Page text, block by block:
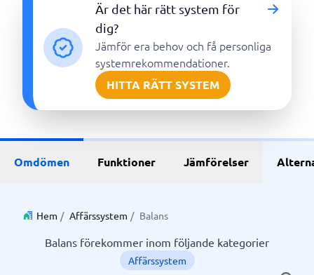
Är det här rätt system för
dig?
Jämför era behov och få personliga
systemrekommendationer.
HITTA RÄTT SYSTEM
Omdömen Funktioner Jämförelser
Hem / Affärssystem / Balans
Balans förekommer inom följande kategorier
Affärssystem